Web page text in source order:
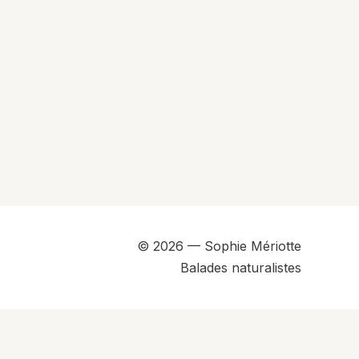
© 2026 — Sophie Mériotte
Balades naturalistes